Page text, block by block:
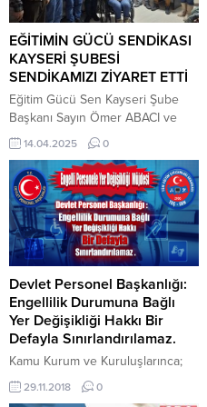
ziyaret ettik. Ziyaret sırasında
Kayseri’deki eğitim çalışmaları,
karşılaşılan sorunlar ve çözüm
önerileri üzerinde...
EĞİTİMİN GÜCÜ SENDİKASI
KAYSERİ ŞUBESİ
SENDİKAMIZI ZİYARET ETTİ
Eğitim Gücü Sen Kayseri Şube
Başkanı Sayın Ömer ABACI ve
yönetim kurulu üyeleri sendika
büromuzu ziyaret etmişlerdir.
Eğitim ve eğitim çalışanları
minvalinde sohbet edilmiştir.
Kendilerine nazik ziyaretleri ve
hoş sohbetleri için teşekkür
ediyoruz.
14.04.2025 0
Devlet Personel Başkanlığı:
Engellilik Durumuna Bağlı
Yer Değişikliği Hakkı Bir
Defayla Sınırlandırılamaz.
Kamu Kurum ve Kuruluşlarınca;
engellilik durumundan
kaynaklanan gerekçelere dayalı
29.11.2018 0